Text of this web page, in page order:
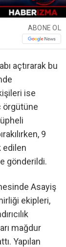
ABONE OL
açtırarak bu
ise
örgütüne
9
edilen
gönderildi.
Asayiş
ekipleri,
mağdur
Yapılan